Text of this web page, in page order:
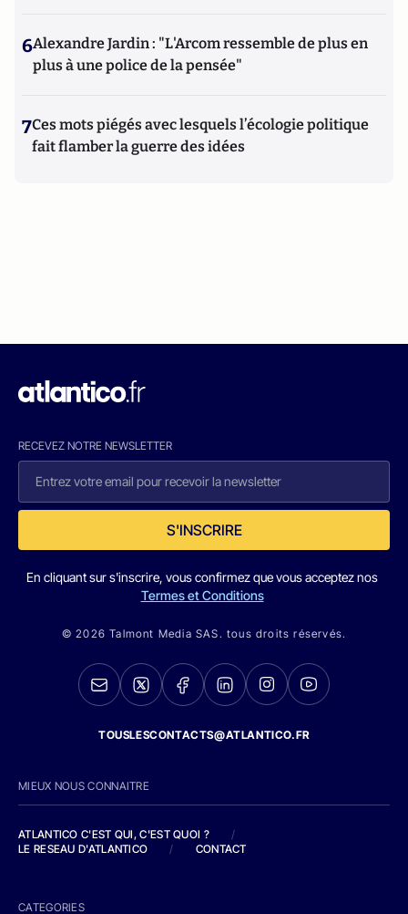
6Alexandre Jardin : "L'Arcom ressemble de plus en
plus à une police de la pensée"
7Ces mots piégés avec lesquels l’écologie politique
fait flamber la guerre des idées
RECEVEZ NOTRE NEWSLETTER
S'INSCRIRE
En cliquant sur s'inscrire, vous confirmez que vous acceptez nos
Termes et Conditions
© 2026 Talmont Media SAS. tous droits réservés.
TOUSLESCONTACTS@ATLANTICO.FR
MIEUX NOUS CONNAITRE
ATLANTICO C'EST QUI, C'EST QUOI ?
/
LE RESEAU D'ATLANTICO
/ CONTACT
CATEGORIES